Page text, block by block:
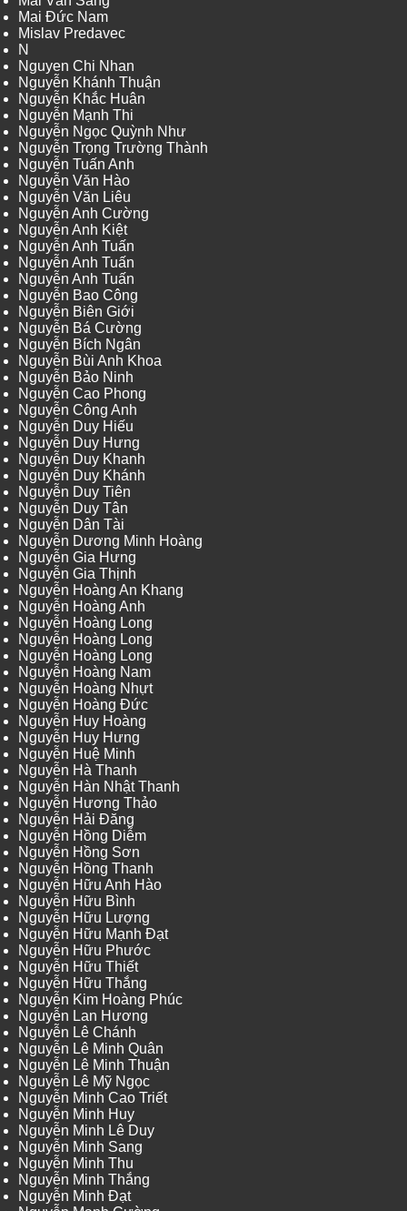
Mai Đức Nam
Mislav Predavec
N
Nguyen Chi Nhan
Nguyễn Khánh Thuận
Nguyễn Khắc Huân
Nguyễn Mạnh Thi
Nguyễn Ngọc Quỳnh Như
Nguyễn Trọng Trường Thành
Nguyễn Tuấn Anh
Nguyễn Văn Hào
Nguyễn Văn Liêu
Nguyễn Anh Cường
Nguyễn Anh Kiệt
Nguyễn Anh Tuấn
Nguyễn Anh Tuấn
Nguyễn Anh Tuấn
Nguyễn Bao Công
Nguyễn Biên Giới
Nguyễn Bá Cường
Nguyễn Bích Ngân
Nguyễn Bùi Anh Khoa
Nguyễn Bảo Ninh
Nguyễn Cao Phong
Nguyễn Công Anh
Nguyễn Duy Hiếu
Nguyễn Duy Hưng
Nguyễn Duy Khanh
Nguyễn Duy Khánh
Nguyễn Duy Tiên
Nguyễn Duy Tân
Nguyễn Dân Tài
Nguyễn Dương Minh Hoàng
Nguyễn Gia Hưng
Nguyễn Gia Thịnh
Nguyễn Hoàng An Khang
Nguyễn Hoàng Anh
Nguyễn Hoàng Long
Nguyễn Hoàng Long
Nguyễn Hoàng Long
Nguyễn Hoàng Nam
Nguyễn Hoàng Nhựt
Nguyễn Hoàng Đức
Nguyễn Huy Hoàng
Nguyễn Huy Hưng
Nguyễn Huệ Minh
Nguyễn Hà Thanh
Nguyễn Hàn Nhật Thanh
Nguyễn Hương Thảo
Nguyễn Hải Đăng
Nguyễn Hồng Diễm
Nguyễn Hồng Sơn
Nguyễn Hồng Thanh
Nguyễn Hữu Anh Hào
Nguyễn Hữu Bình
Nguyễn Hữu Lượng
Nguyễn Hữu Mạnh Đạt
Nguyễn Hữu Phước
Nguyễn Hữu Thiết
Nguyễn Hữu Thắng
Nguyễn Kim Hoàng Phúc
Nguyễn Lan Hương
Nguyễn Lê Chánh
Nguyễn Lê Minh Quân
Nguyễn Lê Minh Thuận
Nguyễn Lê Mỹ Ngọc
Nguyễn Minh Cao Triết
Nguyễn Minh Huy
Nguyễn Minh Lê Duy
Nguyễn Minh Sang
Nguyễn Minh Thu
Nguyễn Minh Thắng
Nguyễn Minh Đạt